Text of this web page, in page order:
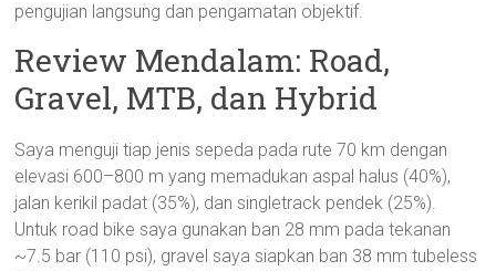
pengujian langsung dan pengamatan objektif.
Review Mendalam: Road,
Gravel, MTB, dan Hybrid
Saya menguji tiap jenis sepeda pada rute 70 km dengan
elevasi 600–800 m yang memadukan aspal halus (40%),
jalan kerikil padat (35%), dan singletrack pendek (25%).
Untuk road bike saya gunakan ban 28 mm pada tekanan
~7.5 bar (110 psi), gravel saya siapkan ban 38 mm tubeless